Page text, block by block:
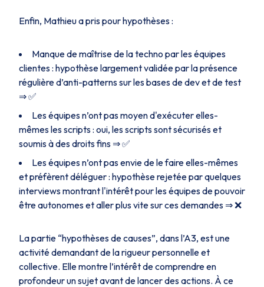
Enfin, Mathieu a pris pour hypothèses :
Manque de maîtrise de la techno par les équipes
clientes : hypothèse largement validée par la présence
régulière d’anti-patterns sur les bases de dev et de test
⇒ ✅
Les équipes n’ont pas moyen d'exécuter elles-
mêmes les scripts : oui, les scripts sont sécurisés et
soumis à des droits fins ⇒ ✅
Les équipes n’ont pas envie de le faire elles-mêmes
et préfèrent déléguer : hypothèse rejetée par quelques
interviews montrant l'intérêt pour les équipes de pouvoir
être autonomes et aller plus vite sur ces demandes ⇒ ❌
La partie “hypothèses de causes”, dans l’A3, est une
activité demandant de la rigueur personnelle et
collective. Elle montre l’intérêt de comprendre en
profondeur un sujet avant de lancer des actions. À ce